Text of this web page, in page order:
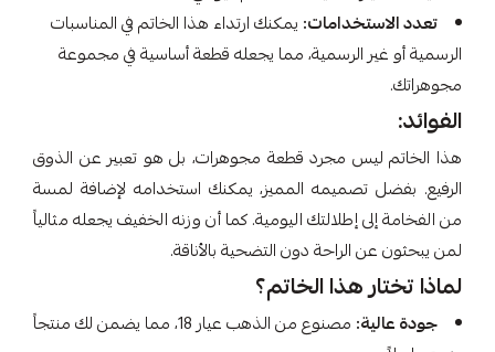
تعدد الاستخدامات: يمكنك ارتداء هذا الخاتم في المناسبات
الرسمية أو غير الرسمية، مما يجعله قطعة أساسية في مجموعة
مجوهراتك.
الفوائد:
هذا الخاتم ليس مجرد قطعة مجوهرات، بل هو تعبير عن الذوق
الرفيع. بفضل تصميمه المميز، يمكنك استخدامه لإضافة لمسة
من الفخامة إلى إطلالتك اليومية. كما أن وزنه الخفيف يجعله مثالياً
لمن يبحثون عن الراحة دون التضحية بالأناقة.
لماذا تختار هذا الخاتم؟
جودة عالية:
مصنوع من الذهب عيار 18، مما يضمن لك منتجاً